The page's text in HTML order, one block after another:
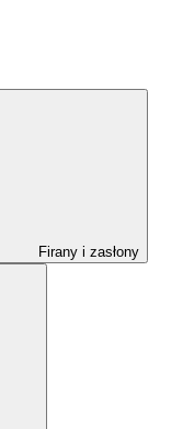
Firany i zasłony